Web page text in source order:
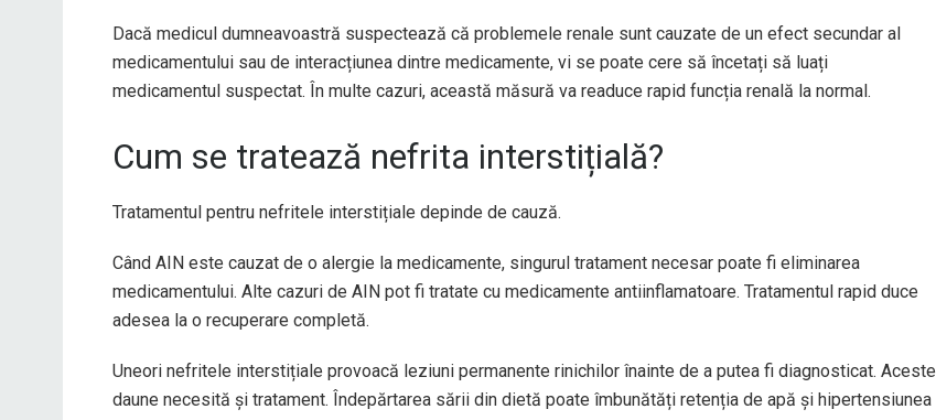
Dacă medicul dumneavoastră suspectează că problemele renale sunt cauzate de un efect secundar al
medicamentului sau de interacțiunea dintre medicamente, vi se poate cere să încetați să luați
medicamentul suspectat. În multe cazuri, această măsură va readuce rapid funcția renală la normal.
Cum se tratează nefrita interstițială?
Tratamentul pentru nefritele interstițiale depinde de cauză.
Când AIN este cauzat de o alergie la medicamente, singurul tratament necesar poate fi eliminarea
medicamentului. Alte cazuri de AIN pot fi tratate cu medicamente antiinflamatoare. Tratamentul rapid duce
adesea la o recuperare completă.
Uneori nefritele interstițiale provoacă leziuni permanente rinichilor înainte de a putea fi diagnosticat. Aceste
daune necesită și tratament. Îndepărtarea sării din dietă poate îmbunătăți retenția de apă și hipertensiunea